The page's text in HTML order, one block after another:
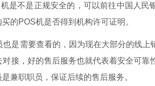
是不是正规安全的，可以前往中国人民
的POS机是否得到机构许可证明。
是需要查看的，因为现在大部分的线上
接，好的售后服务也就代表着安全可靠
兼职职员，保证后续的售后服务。